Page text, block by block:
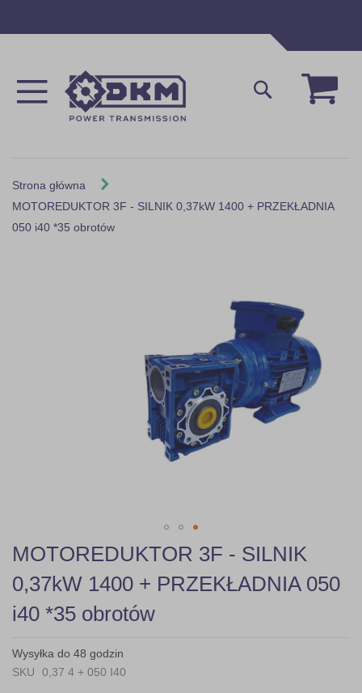
Mój
Szukaj
Strona główna
MOTOREDUKTOR 3F - SILNIK 0,37kW 1400 + PRZEKŁADNIA
050 i40 *35 obrotów
Skip
to
the
beginning
of
the
gallery
MOTOREDUKTOR 3F - SILNIK
0,37kW 1400 + PRZEKŁADNIA 050
i40 *35 obrotów
Wysyłka do 48 godzin
SKU
0,37 4 + 050 I40